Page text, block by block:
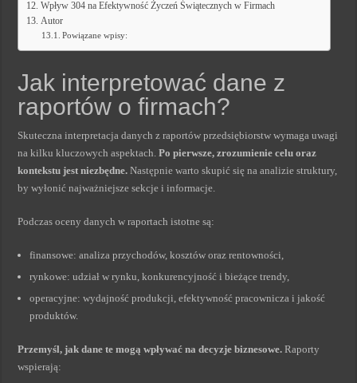
Wpływ 304 na Efektywność Życzeń Świątecznych w Firmach
Autor
Powiązane wpisy:
Jak interpretować dane z
raportów o firmach?
Skuteczna interpretacja danych z raportów przedsiębiorstw wymaga uwagi
na kilku kluczowych aspektach.Po pierwsze, zrozumienie celu oraz
kontekstu jest niezbędne. Następnie warto skupić się na analizie struktury,
by wyłonić najważniejsze sekcje i informacje.
Podczas oceny danych w raportach istotne są:
finansowe: analiza przychodów, kosztów oraz rentowności,
rynkowe: udział w rynku, konkurencyjność i bieżące trendy,
operacyjne: wydajność produkcji, efektywność pracownicza i jakość
produktów.
Przemyśl, jak dane te mogą wpływać na decyzje biznesowe. Raporty
wspierają: